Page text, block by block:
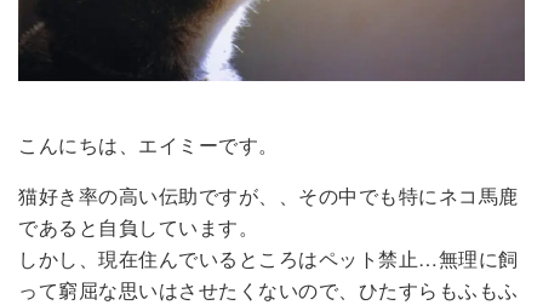
こんにちは、エイミーです。
猫好き率の高い伝助ですが、、その中でも特にネコ馬鹿
であると自負しています。
しかし、現在住んでいるところはペット禁止…無理に飼
って窮屈な思いはさせたくないので、ひたすらもふもふ